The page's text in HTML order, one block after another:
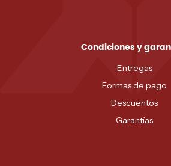
Condiciones y
Entregas
Formas de pago
Descuentos
Garantías